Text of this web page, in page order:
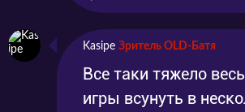
Kasipe Зритель OLD-Батя
Все таки тяжело
игры всунуть в